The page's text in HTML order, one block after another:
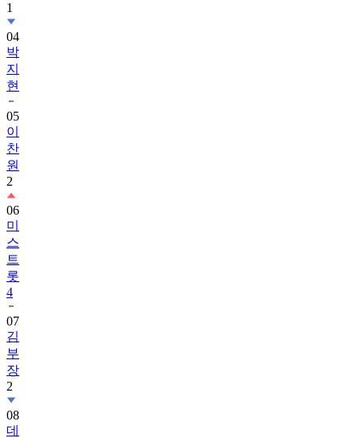
1
04
박
지
현
05
이
찬
원
2
06
미
스
트
롯
4
07
김
부
장
2
08
데